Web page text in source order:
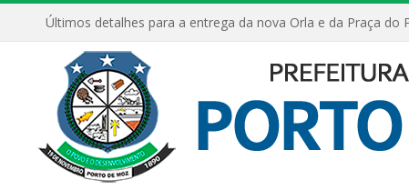
Últimos detalhes para a entrega da nova Orla e da Praça do